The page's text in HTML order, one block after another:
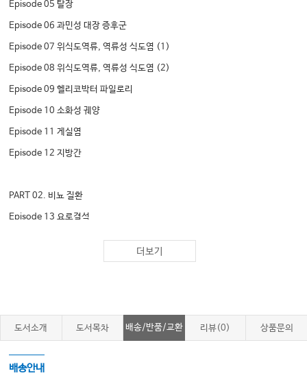
Episode 05 탈장
Episode 06 과민성 대장 증후군
Episode 07 위식도역류, 역류성 식도염 (1)
Episode 08 위식도역류, 역류성 식도염 (2)
Episode 09 헬리코박터 파일로리
Episode 10 소화성 궤양
Episode 11 게실염
Episode 12 지방간
PART 02. 비뇨 질환
Episode 13 요로결석
Episode 16 기흉
Episode 18 상심실성 빈맥
더보기
도서소개 도서목차 배송/반품/교환 리뷰(0) 상품문의
배송안내